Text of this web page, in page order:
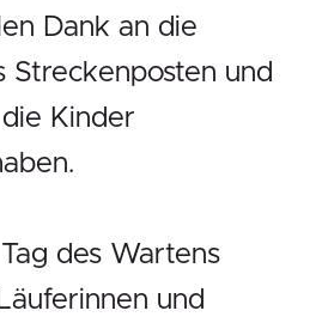
Dank an die
Streckenposten und
Kinder
des Wartens
und